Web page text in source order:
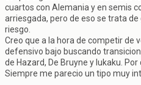
cuartos con Alemania y en semis
arriesgada, pero de eso se trata
riesgo.
Creo que a la hora de competir de
defensivo bajo buscando
de Hazard, De Bruyne y lukaku.
Siempre me parecio un tipo muy